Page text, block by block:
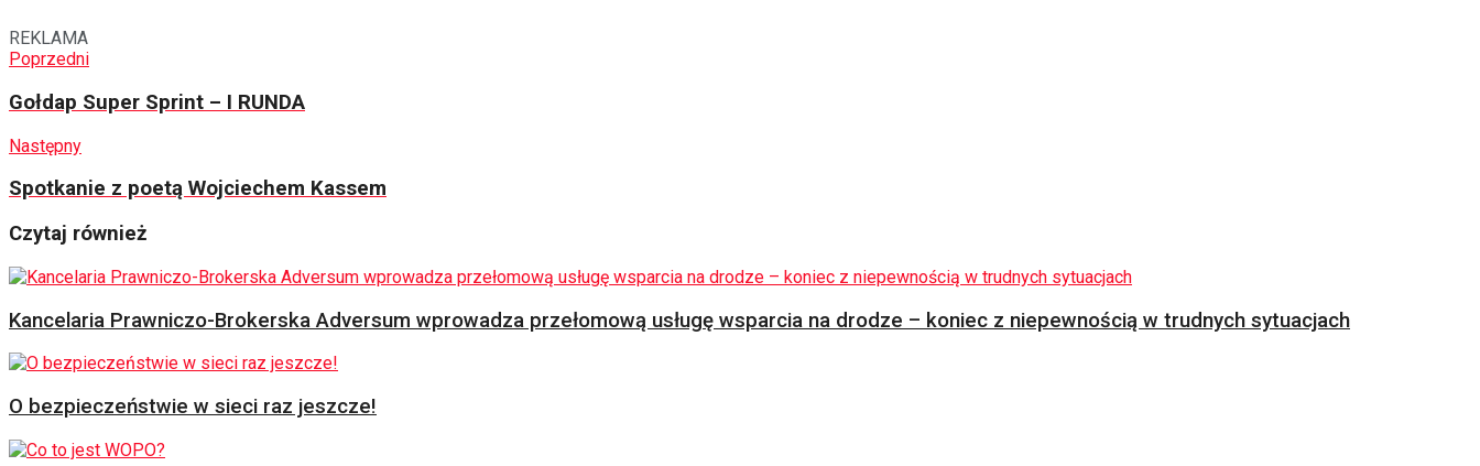
REKLAMA
Poprzedni
Gołdap Super Sprint – I RUNDA
Następny
Spotkanie z poetą Wojciechem Kassem
Czytaj również
Kancelaria Prawniczo-Brokerska Adversum wprowadza przełomową usługę wsparcia na drodze – koniec z niepewnością w trudnych sytuacjach
O bezpieczeństwie w sieci raz jeszcze!